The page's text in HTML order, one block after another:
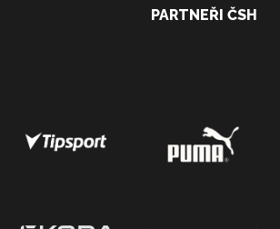
PARTNEŘI ČSH